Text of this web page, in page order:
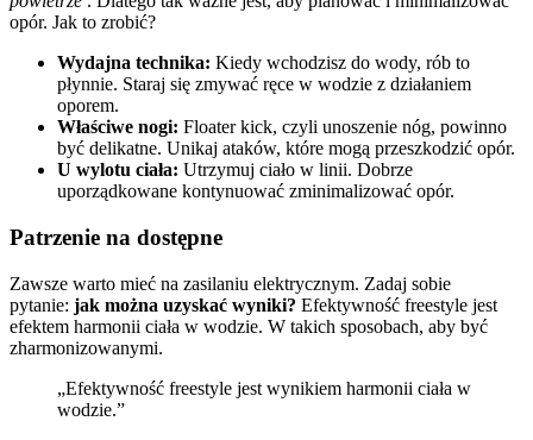
opór. Jak to zrobić?
Wydajna technika: Kiedy wchodzisz do wody, rób to
płynnie. Staraj się zmywać ręce w wodzie z działaniem
oporem.
Właściwe nogi: Floater kick, czyli unoszenie nóg, powinno
być delikatne. Unikaj ataków, które mogą przeszkodzić opór.
U wylotu ciała: Utrzymuj ciało w linii. Dobrze
uporządkowane kontynuować zminimalizować opór.
Patrzenie na dostępne
Zawsze warto mieć na zasilaniu elektrycznym. Zadaj sobie
pytanie: jak można uzyskać wyniki? Efektywność freestyle jest
efektem harmonii ciała w wodzie. W takich sposobach, aby być
zharmonizowanymi.
„Efektywność freestyle jest wynikiem harmonii ciała w
wodzie.”